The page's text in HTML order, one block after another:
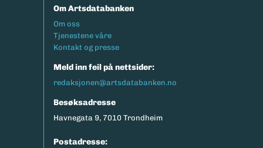
Om Artsdatabanken
Footermeny
Om oss
Tjenestene våre
Kontakt og presse
Meld inn feil på nettsider:
redaksjonen@artsdatabanken.no
Besøksadresse
Havnegata 9, 7010 Trondheim
Postadresse: